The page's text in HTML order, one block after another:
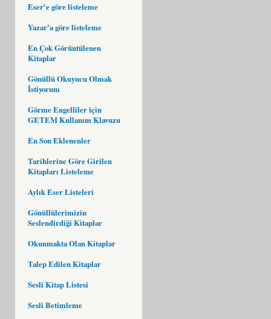
Eser'e göre listeleme
Yazar'a göre listeleme
En Çok Görüntülenen
Kitaplar
Gönüllü Okuyucu Olmak
İstiyorum
Görme Engelliler için
GETEM Kullanım Klavuzu
En Son Eklenenler
Tarihlerine Göre Girilen
Kitapları Listeleme
Aylık Eser Listeleri
Gönüllülerimizin
Seslendirdiği Kitaplar
Okunmakta Olan Kitaplar
Talep Edilen Kitaplar
Sesli Kitap Listesi
Sesli Betimleme